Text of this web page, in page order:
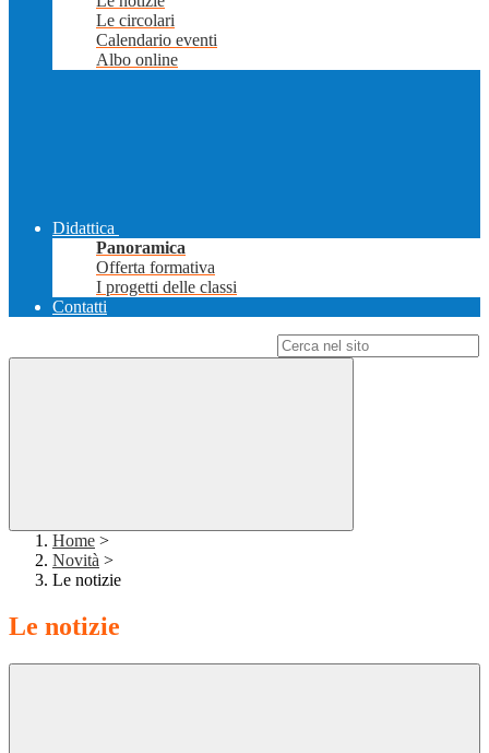
Le circolari
Calendario eventi
Albo online
Didattica
Panoramica
Offerta formativa
I progetti delle classi
Contatti
Home >
Novità >
Le notizie
Le notizie